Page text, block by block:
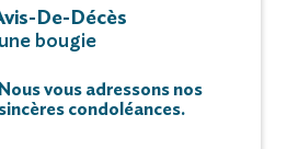
De-Décès
bougie
Nous vous adressons nos
sincères condoléances.